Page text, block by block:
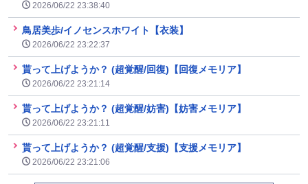
2026/06/22 23:38:40
鳥居美歩/イノセンスホワイト【衣装】
2026/06/22 23:22:37
貰って上げようか？ (超覚醒/回復)【回復メモリア】
2026/06/22 23:21:14
貰って上げようか？ (超覚醒/妨害)【妨害メモリア】
2026/06/22 23:21:11
貰って上げようか？ (超覚醒/支援)【支援メモリア】
2026/06/22 23:21:06